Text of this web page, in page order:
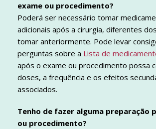
exame ou procedimento?
Poderá ser necessário tomar
adicionais após a cirurgia, diferentes
tomar anteriormente. Pode levar
perguntas sobre a Lista de
após o exame ou procedimento possa
doses, a frequência e os efeitos
associados.
Tenho de fazer alguma preparação
ou procedimento?